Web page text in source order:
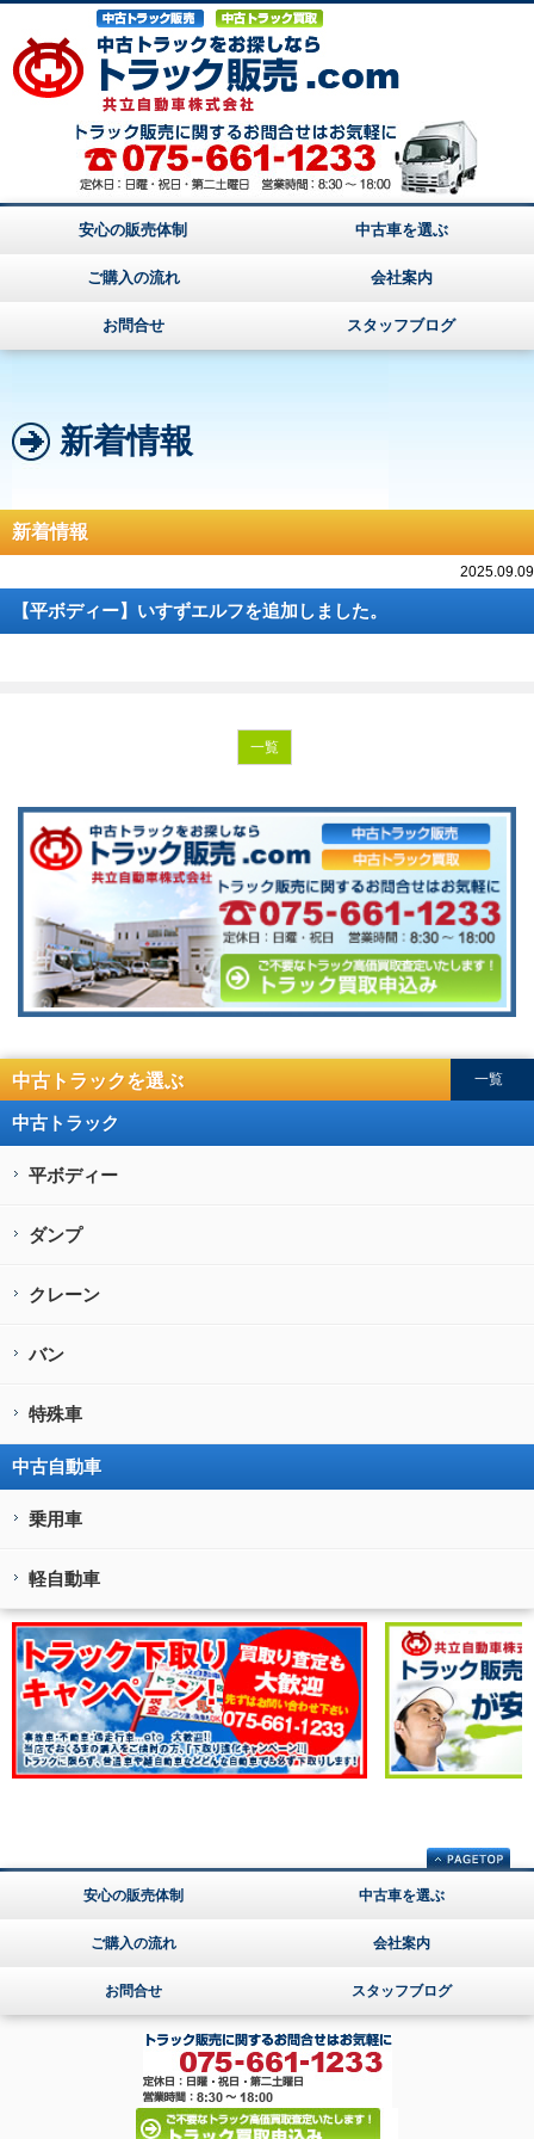
安心の販売体制 中古車を選ぶ
ご購入の流れ 会社案内
お問合せ スタッフブログ
新着情報
新着情報
2025.09.09
【平ボディー】いすずエルフを追加しました。
一覧
中古トラックを選ぶ 一覧
中古トラック
平ボディー
ダンプ
クレーン
バン
特殊車
中古自動車
乗用車
軽自動車
安心の販売体制 中古車を選ぶ
ご購入の流れ 会社案内
お問合せ スタッフブログ